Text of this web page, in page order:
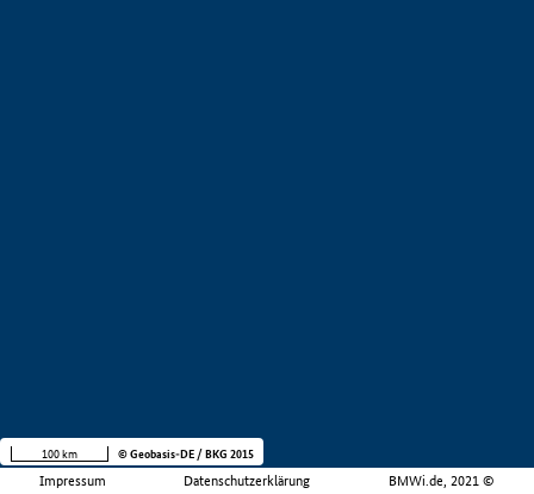
Impressum Datenschutzerklärung BMWi.de, 2021 ©
100 km © Geobasis-DE / BKG 2015